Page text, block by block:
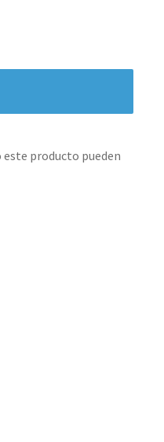
producto pueden